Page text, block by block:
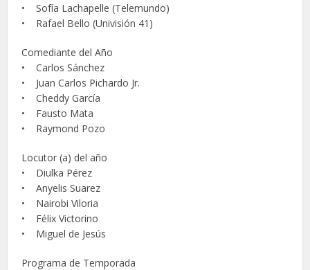
• Sofía Lachapelle (Telemundo)
• Rafael Bello (Univisión 41)
Comediante del Año
• Carlos Sánchez
• Juan Carlos Pichardo Jr.
• Cheddy García
• Fausto Mata
• Raymond Pozo
Locutor (a) del año
• Diulka Pérez
• Anyelis Suarez
• Nairobi Viloria
• Félix Victorino
• Miguel de Jesús
Programa de Temporada